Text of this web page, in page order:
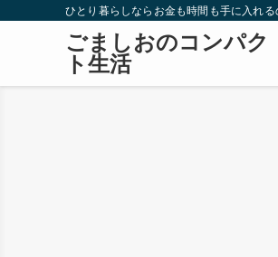
ひとり暮らしならお金も時間も手に入れる
ごましおのコンパク
ト生活